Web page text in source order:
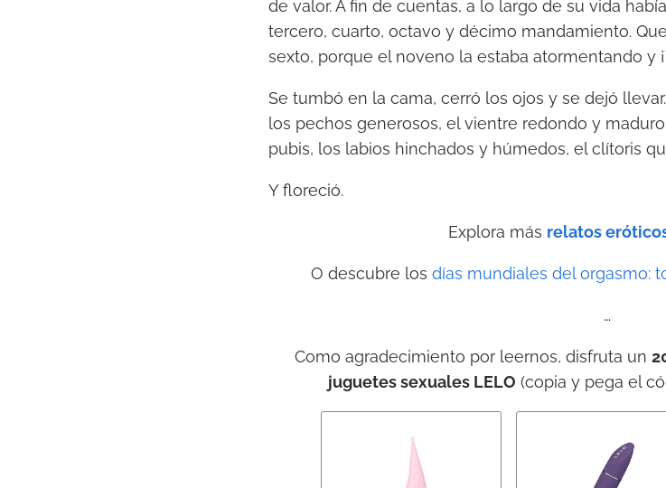
de valor. A fin de cuentas, a lo largo de su vida
tercero, cuarto, octavo y décimo mandamiento.
sexto, porque el noveno la estaba atormentando y
Se tumbó en la cama, cerró los ojos y se dejó
los pechos generosos, el vientre redondo y
pubis, los labios hinchados y húmedos, el clítoris
Y floreció.
Explora más relatos
O descubre los días mundiales del orgasmo:
…
Como agradecimiento por leernos, disfruta un
juguetes sexuales LELO (copia y pega el